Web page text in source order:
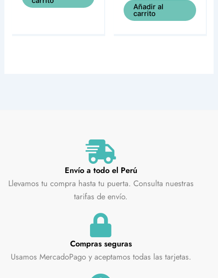
Añadir al
carrito
Envío a todo el Perú
Llevamos tu compra hasta tu puerta. Consulta nuestras
tarifas de envío.
Compras seguras
Usamos MercadoPago y aceptamos todas las tarjetas.